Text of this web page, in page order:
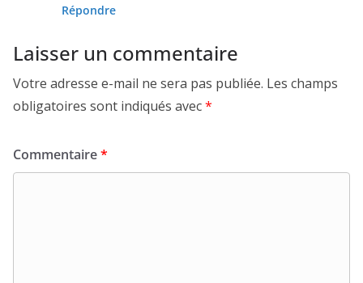
Répondre
Laisser un commentaire
Votre adresse e-mail ne sera pas publiée. Les champs
obligatoires sont indiqués avec*
Commentaire*